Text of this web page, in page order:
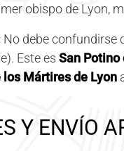
obispo de Lyon,
No debe confundirse
Este es San Potino
los Mártires de Lyon
Y ENVÍO